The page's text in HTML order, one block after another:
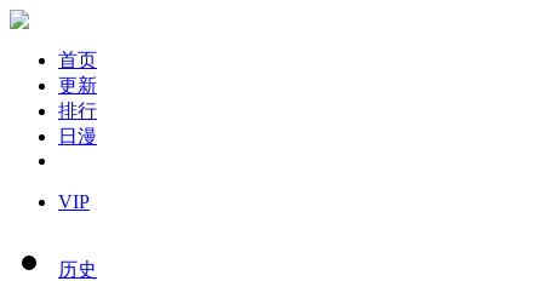
首页
更新
排行
日漫
VIP
历史